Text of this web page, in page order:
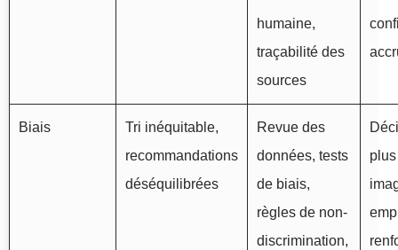
humaine,
traçabilité des
sources
Biais
Tri inéquitable,
recommandations
déséquilibrées
Revue des
données, tests
de biais,
règles de non-
discrimination,